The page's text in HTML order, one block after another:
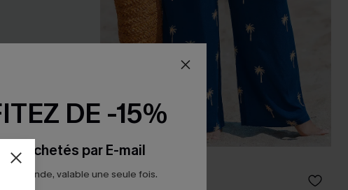
27,00 €30,00 €
DE -15%
2 Achetés par E-mail
valable une seule fois.